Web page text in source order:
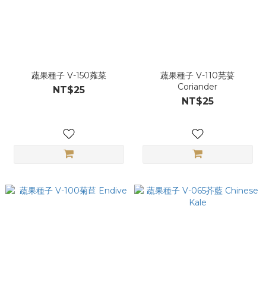
蔬果種子 V-150蕹菜
NT$25
蔬果種子 V-110芫荽
Coriander
NT$25